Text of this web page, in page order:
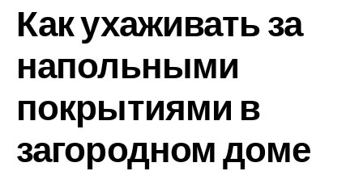
Как ухаживать за
напольными
покрытиями в
загородном доме